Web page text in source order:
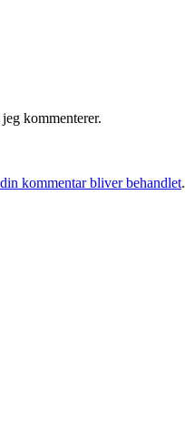
kommenterer.
kommentar bliver behandlet.